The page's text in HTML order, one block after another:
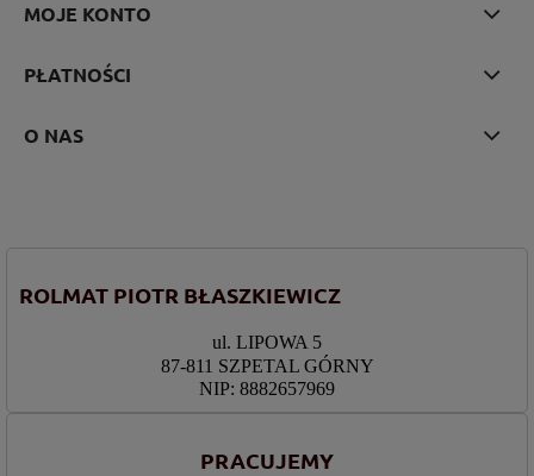
MOJE KONTO
PŁATNOŚCI
O NAS
ROLMAT PIOTR BŁASZKIEWICZ
ul. LIPOWA 5
87-811 SZPETAL GÓRNY
NIP: 8882657969
PRACUJEMY